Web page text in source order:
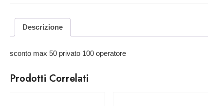
Descrizione
sconto max 50 privato 100 operatore
Prodotti Correlati